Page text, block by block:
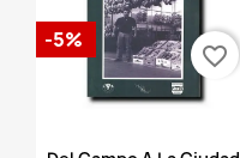
Vista rápida
-5%
favorite_border